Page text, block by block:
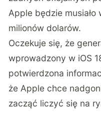
Apple będzie musiało
milionów dolarów.
Oczekuje się, że
wprowadzony w iOS
potwierdzona
że Apple chce
zacząć liczyć się na